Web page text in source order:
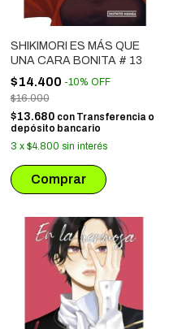
SHIKIMORI ES MÁS QUE
UNA CARA BONITA # 13
$14.400 -10% OFF
$16.000
$13.680 con Transferencia o
depósito bancario
3 x $4.800 sin interés